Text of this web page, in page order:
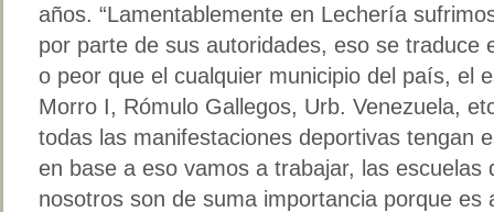
años. “Lamentablemente en Lechería
por parte de sus autoridades, eso se traduce
o peor que el cualquier municipio del país, el
Morro I, Rómulo Gallegos, Urb. Venezuela,
todas las manifestaciones deportivas tengan
en base a eso vamos a trabajar, las escuelas
nosotros son de suma importancia porque es